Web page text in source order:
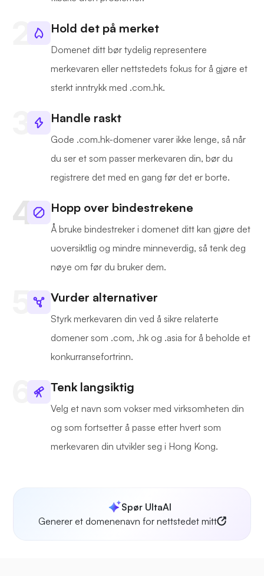
Hold det på merket
Domenet ditt bør tydelig representere
merkevaren eller nettstedets fokus for å gjøre et
sterkt inntrykk med .com.hk.
Handle raskt
Gode .com.hk-domener varer ikke lenge, så når
du ser et som passer merkevaren din, bør du
registrere det med en gang før det er borte.
Hopp over bindestrekene
Å bruke bindestreker i domenet ditt kan gjøre det
uoversiktlig og mindre minneverdig, så tenk deg
nøye om før du bruker dem.
Vurder alternativer
Styrk merkevaren din ved å sikre relaterte
domener som .com, .hk og .asia for å beholde et
konkurransefortrinn.
Tenk langsiktig
Velg et navn som vokser med virksomheten din
og som fortsetter å passe etter hvert som
merkevaren din utvikler seg i Hong Kong.
Spør UltaAI
Generer et domenenavn for nettstedet mitt